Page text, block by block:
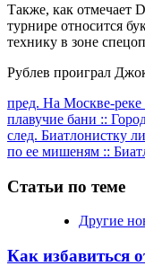
Также, как отмечает
турнире относится
технику в зоне
Рублев проиграл
Продолжить
чтение
пред. На Москве-
плавучие бани ::
след. Биатлонистку
по ее мишеням ::
Статьи по теме
Другие
Как избавиться